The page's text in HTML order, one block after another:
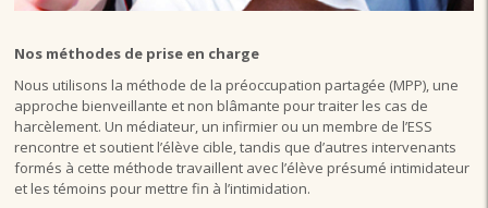
Nos méthodes de prise en charge
Nous utilisons la méthode de la préoccupation partagée (MPP), une
approche bienveillante et non blâmante pour traiter les cas de
harcèlement. Un médiateur, un infirmier ou un membre de l’ESS
rencontre et soutient l’élève cible, tandis que d’autres intervenants
formés à cette méthode travaillent avec l’élève présumé intimidateur
et les témoins pour mettre fin à l’intimidation.